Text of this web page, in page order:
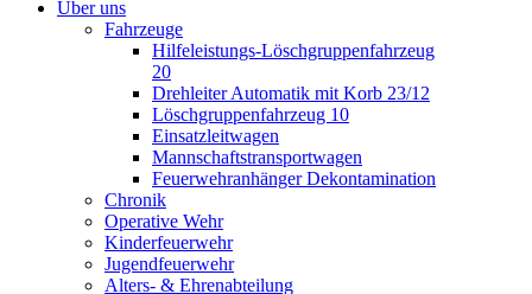
Über uns
Fahrzeuge
Hilfeleistungs-Löschgruppenfahrzeug
20
Drehleiter Automatik mit Korb 23/12
Löschgruppenfahrzeug 10
Einsatzleitwagen
Mannschaftstransportwagen
Feuerwehranhänger Dekontamination
Chronik
Operative Wehr
Kinderfeuerwehr
Jugendfeuerwehr
Alters- & Ehrenabteilung